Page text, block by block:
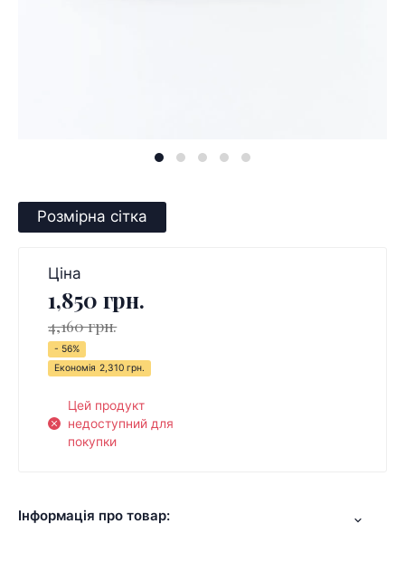
Розмірна сітка
Ціна
1,850 грн.
4,160 грн.
- 56%
Економія 2,310 грн.
Цей продукт
недоступний для
покупки
Інформація про товар: